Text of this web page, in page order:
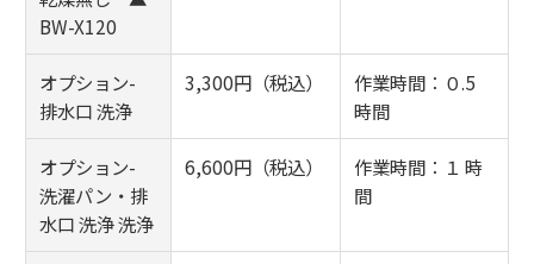
BW-X120
オプション-
排水口 洗浄
3,300円（税込）
作業時間：０.5
時間
オプション-
洗濯パン・排
水口 洗浄 洗浄
6,600円（税込）
作業時間：１ 時
間